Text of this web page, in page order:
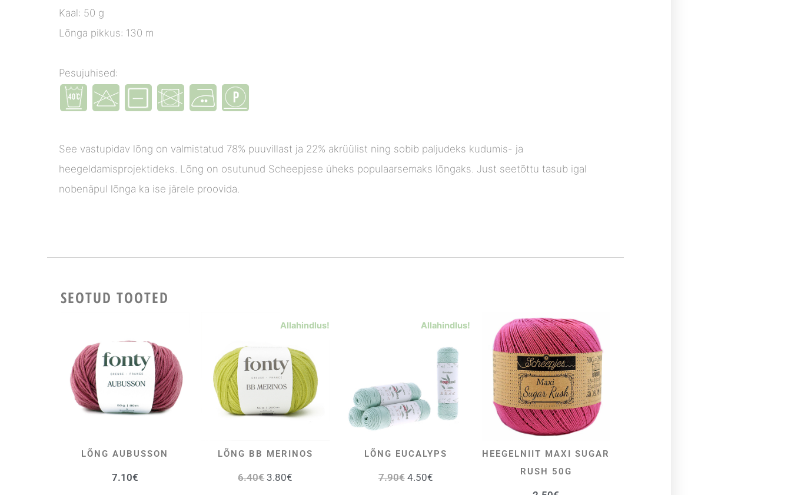
Kaal: 50 g
Lõnga pikkus: 130 m
Pesujuhised:
See vastupidav lõng on valmistatud 78% puuvillast ja 22% akrüülist ning sobib paljudeks kudumis- ja
heegeldamisprojektideks. Lõng on osutunud Scheepjese üheks populaarsemaks lõngaks. Just seetõttu tasub igal
nobenäpul lõnga ka ise järele proovida.
SEOTUD TOOTED
VALI
LÕNG AUBUSSON
7.10€
Allahindlus!
VALI
LÕNG BB MERINOS
6.40€ 3.80€
Allahindlus!
VALI
LÕNG EUCALYPS
7.90€ 4.50€
VALI
HEEGELNIIT MAXI SUGAR
RUSH 50G